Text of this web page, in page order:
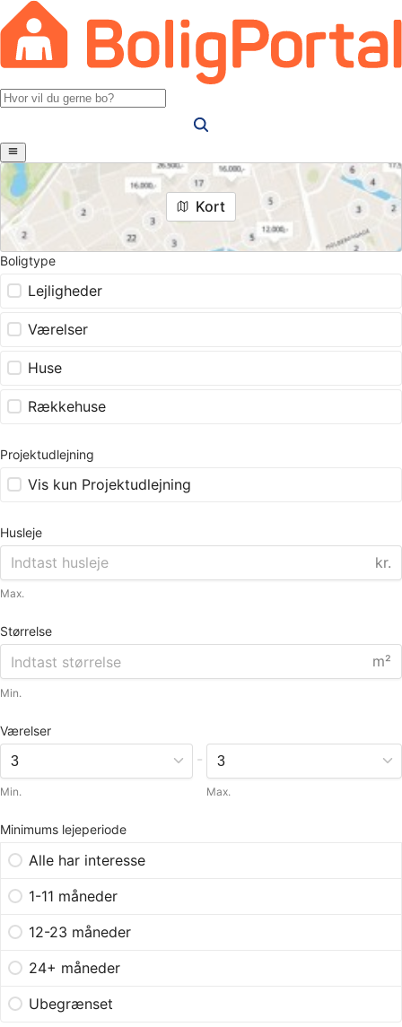
Kort
Boligtype
Lejligheder
Værelser
Huse
Rækkehuse
Projektudlejning
Vis kun Projektudlejning
Husleje
kr.
Max.
Størrelse
m²
Min.
Værelser
Min.
-
Max.
Minimums lejeperiode
Alle har interesse
1-11 måneder
12-23 måneder
24+ måneder
Ubegrænset